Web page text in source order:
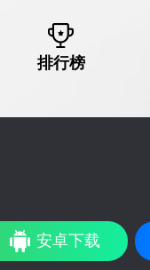
排行榜
安卓下载